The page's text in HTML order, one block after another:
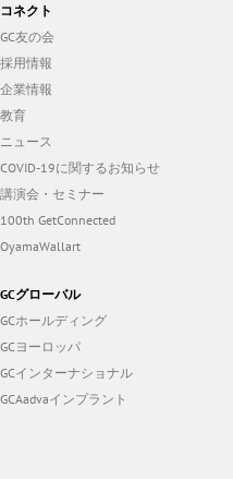
コネクト
GC友の会
採用情報
企業情報
教育
ニュース
COVID-19に関するお知らせ
講演会・セミナー
100th GetConnected
OyamaWallart
GCグローバル
GCホールディング
GCヨーロッパ
GCインターナショナル
GCAadvaインプラント